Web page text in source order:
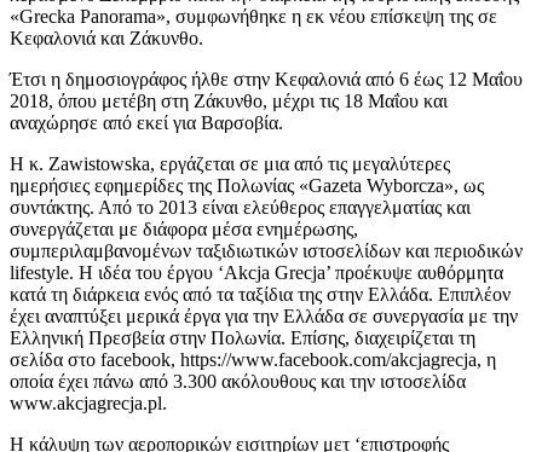
«Grecka Panorama», συμφωνήθηκε η εκ νέου επίσκεψη της σε
Κεφαλονιά και Ζάκυνθο.
Έτσι η δημοσιογράφος ήλθε στην Κεφαλονιά από 6 έως 12 Μαΐου
2018, όπου μετέβη στη Ζάκυνθο, μέχρι τις 18 Μαΐου και
αναχώρησε από εκεί για Βαρσοβία.
Η κ. Zawistowska, εργάζεται σε μια από τις μεγαλύτερες
ημερήσιες εφημερίδες της Πολωνίας «Gazeta Wyborcza», ως
συντάκτης. Από το 2013 είναι ελεύθερος επαγγελματίας και
συνεργάζεται με διάφορα μέσα ενημέρωσης,
συμπεριλαμβανομένων ταξιδιωτικών ιστοσελίδων και περιοδικών
lifestyle. Η ιδέα του έργου ‘Akcja Grecja’ προέκυψε αυθόρμητα
κατά τη διάρκεια ενός από τα ταξίδια της στην Ελλάδα. Επιπλέον
έχει αναπτύξει μερικά έργα για την Ελλάδα σε συνεργασία με την
Ελληνική Πρεσβεία στην Πολωνία. Επίσης, διαχειρίζεται τη
σελίδα στο facebook, https://www.facebook.com/akcjagrecja, η
οποία έχει πάνω από 3.300 ακόλουθους και την ιστοσελίδα
www.akcjagrecja.pl.
Η κάλυψη των αεροπορικών εισιτηρίων μετ ‘επιστροφής